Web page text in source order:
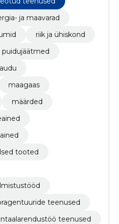
ja maavarad
riik ja ühiskond
puidujäätmed
maagaas
määrded
tooted
teenused
teenused